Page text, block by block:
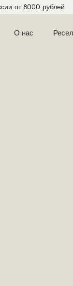
от 8000 рублей
О нас